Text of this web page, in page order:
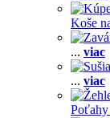
Koše
... viac
... viac
Poťahy